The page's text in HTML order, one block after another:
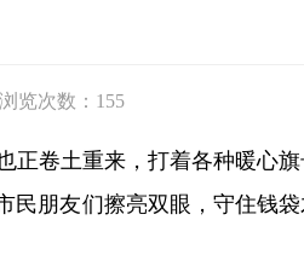
浏览次数： 155
正卷土重来，打着各种暖心
民朋友们擦亮双眼，守住钱